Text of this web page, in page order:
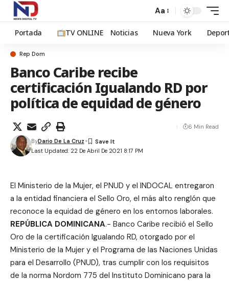
Aa
Portada TV ONLINE Noticias Nueva York
Rep Dom
Banco Caribe recibe
certificación Igualando RD por
política de equidad de género
Last Updated: 22 De Abril De 2021 8:17 PM
ByDario De La Cruz
6 Min Read
El Ministerio de la Mujer, el PNUD y el INDOCAL entregaron
a la entidad financiera el Sello Oro, el más alto renglón que
reconoce la equidad de género en los entornos laborales.
REPÚBLICA DOMINICANA.- Banco Caribe recibió el Sello
Oro de la certificación Igualando RD, otorgado por el
Ministerio de la Mujer y el Programa de las Naciones Unidas
para el Desarrollo (PNUD), tras cumplir con los requisitos
de la norma Nordom 775 del Instituto Dominicano para la